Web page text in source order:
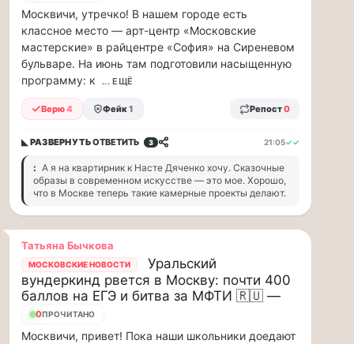
ПТК
«Союз-
Полимер»
88
млн
рублей
в
договора
страхов...
1
августа
в
московском
парке
«Сокольники»
откроется
«Капибара…
Москвичи, утречко! В нашем городе есть
классное место — арт-центр «Московские
мастерские» в райцентре «София» на Сиреневом
бульваре. На июнь там подготовили насыщенную
программу: к
... ЕЩЁ
Верю4 Фейк1 Репост0
◣ РАЗВЕРНУТЬОТВЕТИТЬ 3 21:05✓✓
: А я на квартирник к Насте Дяченко хочу. Сказочные
образы в современном искусстве — это мое. Хорошо,
что в Москве теперь такие камерные проекты делают.
Татьяна Бычкова
МОСКОВСКИЕ НОВОСТИ
Уральский
вундеркинд рвется в Москву: почти 400
баллов на ЕГЭ и битва за МФТИ 🇷🇺 —
0ПРОЧИТАНО
Москвичи, привет! Пока наши школьники доедают